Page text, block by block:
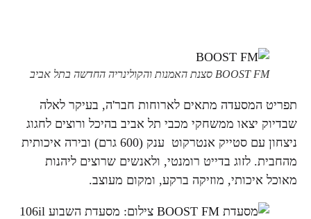
BOOST FM סצנת האמנות והקולינריה החדשה בתל אביב
תפריט המסעדה מתאים לארוחות חבר'ה, בעיקר לאלה
שבדיוק יצאו ממשחקי מכבי תל אביב בהיכל ורוצים לחגוג
ניצחון עם סטייק אנטרקוט ענק (600 גרם) ובירה איכותית
מהחבית. לזוג בדייט רומנטי, ולאנשים שרוצים ליהנות
מאוכל איכותי, מוזיקה ברקע, ומקום מעוצב.